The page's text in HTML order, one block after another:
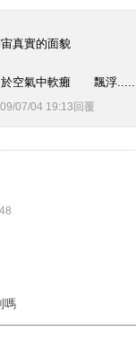
真實的面貌
空氣中軟癱 飄浮.....
/07/04 19:13 回覆
48
嗎